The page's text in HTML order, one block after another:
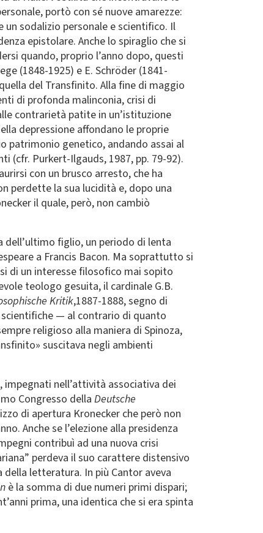
portò con sé nuove amarezze:
sodalizio personale e scientifico. Il
epistolare. Anche lo spiraglio che si
quando, proprio l’anno dopo, questi
(1848-1925) e E. Schröder (1841-
del Transfinito. Alla fine di maggio
di profonda malinconia, crisi di
contrarietà patite in un’istituzione
depressione affondano le proprie
patrimonio genetico, andando assai al
(cfr. Purkert-Ilgauds, 1987, pp. 79-92).
con un brusco arresto, che ha
perdette la sua lucidità e, dopo una
il quale, però, non cambiò
dell’ultimo figlio, un periodo di lenta
a Francis Bacon. Ma soprattutto si
di un interesse filosofico mai sopito
teologo gesuita, il cardinale G.B.
Kritik,1887-1888, segno di
scientifiche — al contrario di quanto
religioso alla maniera di Spinoza,
suscitava negli ambienti
impegnati nell’attività associativa dei
Congresso della Deutsche
di apertura Kronecker che però non
Anche se l’elezione alla presidenza
contribuì ad una nuova crisi
perdeva il suo carattere distensivo
letteratura. In più Cantor aveva
n è la somma di due numeri primi dispari;
prima, una identica che si era spinta